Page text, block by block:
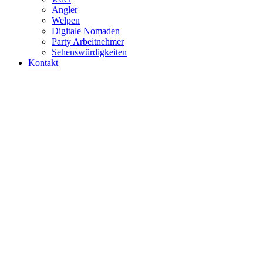
Angler
Welpen
Digitale Nomaden
Party Arbeitnehmer
Sehenswürdigkeiten
Kontakt